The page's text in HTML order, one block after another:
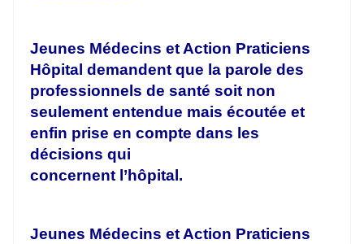
Jeunes Médecins et Action Praticiens
Hôpital demandent que la parole des
professionnels de santé soit non
seulement entendue mais écoutée et
enfin prise en compte dans les
décisions qui
concernent l’hôpital.
Jeunes Médecins et Action Praticiens